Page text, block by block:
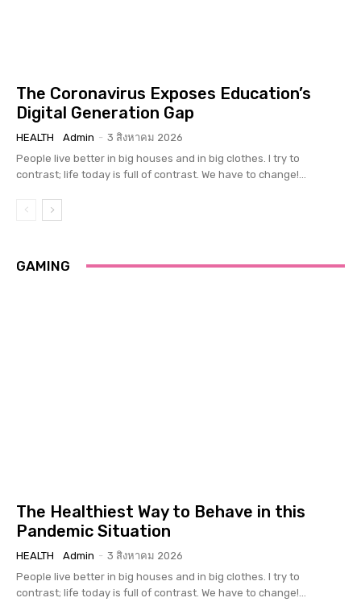
The Coronavirus Exposes Education’s
Digital Generation Gap
HEALTH Admin - 3 สิงหาคม 2026
People live better in big houses and in big clothes. I try to
contrast; life today is full of contrast. We have to change!...
GAMING
The Healthiest Way to Behave in this
Pandemic Situation
HEALTH Admin - 3 สิงหาคม 2026
People live better in big houses and in big clothes. I try to
contrast; life today is full of contrast. We have to change!...